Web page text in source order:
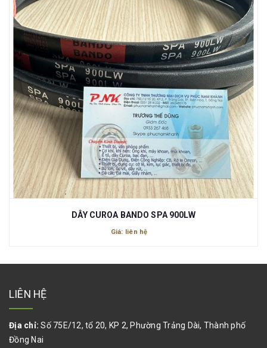
DÂY CUROA BANDO SPA 900LW
Giá: liên hệ
LIÊN HỆ
Địa chỉ: Số 75E/12, tổ 20, KP 2, Phường Trảng Dài, Thành phố
Đồng Nai